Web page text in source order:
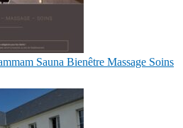
Sauna Bienêtre Massage Soins